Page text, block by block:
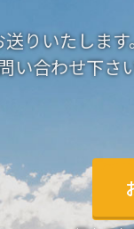
りいたします
い合わせ下さ